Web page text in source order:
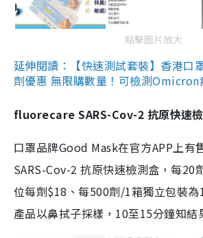
點擊圖片放大
延伸閱讀：【快速測試套裝】香港口
劑優惠 無限購數量！可檢測Omicron
fluorecare SARS-Cov-2 抗原快速
口罩品牌Good Mask在官方APP上
SARS-Cov-2 抗原快速檢測盒，每20
位每劑$18、每500劑/1箱獨立包裝為
產品以鼻拭子採樣，10至15分鐘知結